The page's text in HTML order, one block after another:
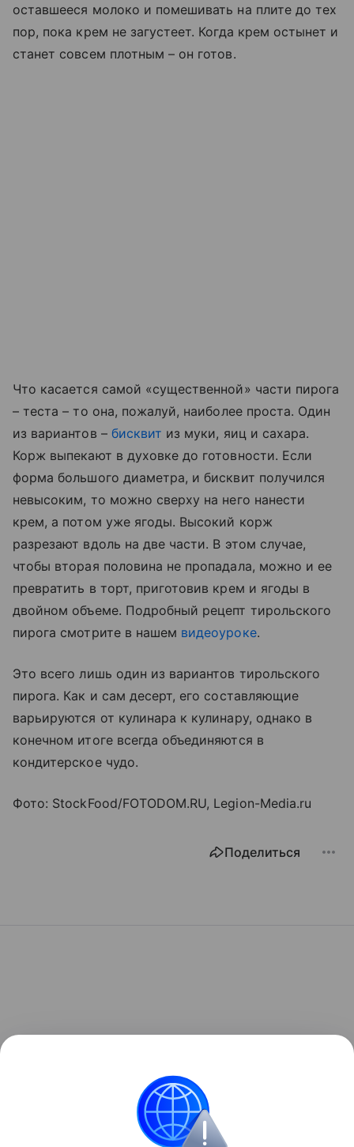
оставшееся молоко и помешивать на плите до тех
пор, пока крем не загустеет. Когда крем остынет и
станет совсем плотным – он готов.
Что касается самой «существенной» части пирога
– теста – то она, пожалуй, наиболее проста. Один
из вариантов – бисквит из муки, яиц и сахара.
Корж выпекают в духовке до готовности. Если
форма большого диаметра, и бисквит получился
невысоким, то можно сверху на него нанести
крем, а потом уже ягоды. Высокий корж
разрезают вдоль на две части. В этом случае,
чтобы вторая половина не пропадала, можно и ее
превратить в торт, приготовив крем и ягоды в
двойном объеме. Подробный рецепт тирольского
пирога смотрите в нашем видеоуроке.
Это всего лишь один из вариантов тирольского
пирога. Как и сам десерт, его составляющие
варьируются от кулинара к кулинару, однако в
конечном итоге всегда объединяются в
кондитерское чудо.
Фото: StockFood/FOTODOM.RU, Legion-Media.ru
Поделиться